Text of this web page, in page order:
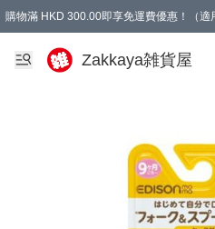
購物滿 HKD 300.00即享免運費優惠！（適
Zakkaya雑貨屋